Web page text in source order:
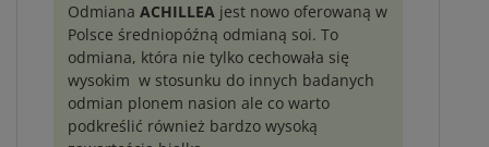
Odmiana ACHILLEAjest nowo oferowaną w
Polsce średniopóźną odmianą soi. To
odmiana, która nie tylko cechowała się
wysokim w stosunku do innych badanych
odmian plonem nasion ale co warto
podkreślić również bardzo wysoką